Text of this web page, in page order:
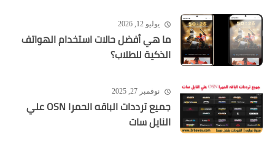
يوليو 12, 2026
ما هي أفضل حالات استخدام الهواتف
الذكية للطلاب؟
نوفمبر 27, 2025
جميع ترددات الباقه الحمرا OSN علي
النايل سات